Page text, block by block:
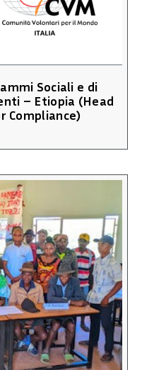
Sociali e di
– Etiopia (Head
Compliance)